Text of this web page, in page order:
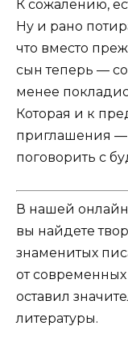
К сожалению,
Ну и рано
что вместо
сын теперь —
менее
Которая и к
приглашения —
поговорить с
В нашей
вы найдете
знаменитых
от современных
оставил
литературы.